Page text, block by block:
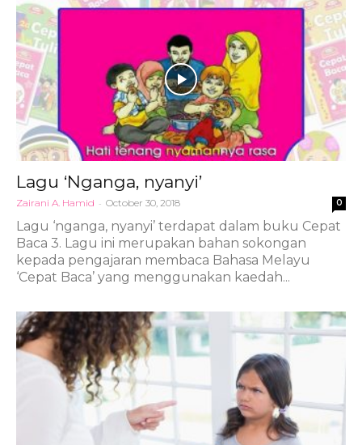
Lagu ‘Nganga, nyanyi’
Zairani A. Hamid - October 30, 2018 0
Lagu ‘nganga, nyanyi’ terdapat dalam buku Cepat
Baca 3. Lagu ini merupakan bahan sokongan
kepada pengajaran membaca Bahasa Melayu
‘Cepat Baca’ yang menggunakan kaedah...